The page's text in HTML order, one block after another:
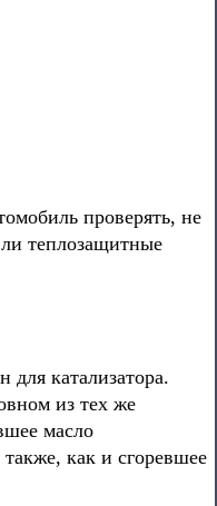
проверять, не
теплозащитные
для катализатора.
из тех же
масло
также, как и сгоревшее